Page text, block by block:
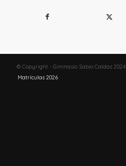
© Copyright - Gimnasio Sabio Caldas 2024
Matrículas 2026